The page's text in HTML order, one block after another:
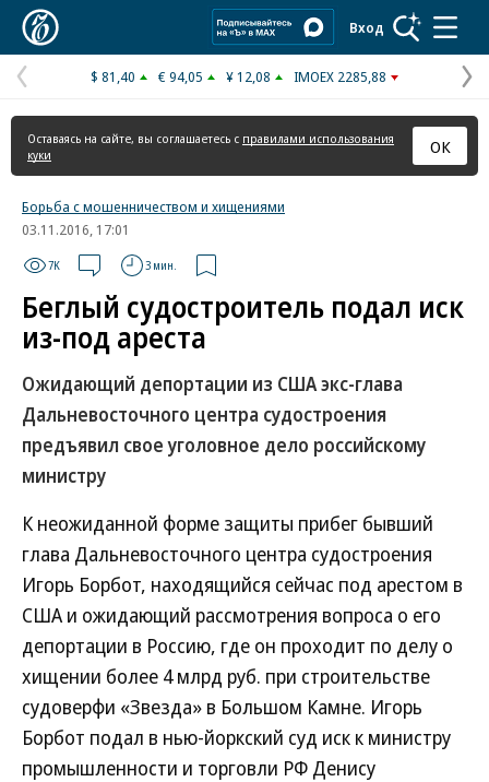
Вход
Предыдущая
страница
$ 81,40 € 94,05 ¥ 12,08 IMOEX 2285,88
Оставаясь на сайте, вы соглашаетесь с правилами использования
куки
ОК
Борьба с мошенничеством и хищениями
03.11.2016, 17:01
7K 3 мин.
Беглый судостроитель подал иск
из-под ареста
Ожидающий депортации из США экс-глава
Дальневосточного центра судостроения
предъявил свое уголовное дело российскому
министру
К неожиданной форме защиты прибег бывший
глава Дальневосточного центра судостроения
Игорь Борбот, находящийся сейчас под арестом в
США и ожидающий рассмотрения вопроса о его
депортации в Россию, где он проходит по делу о
хищении более 4 млрд руб. при строительстве
судоверфи «Звезда» в Большом Камне. Игорь
Борбот подал в нью-йоркский суд иск к министру
промышленности и торговли РФ Денису